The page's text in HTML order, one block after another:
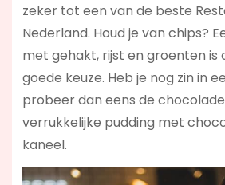
zeker tot een van de beste
Nederland. Houd je van chips?
met gehakt, rijst en groenten is
goede keuze. Heb je nog zin in
probeer dan eens de
verrukkelijke pudding met
kaneel.